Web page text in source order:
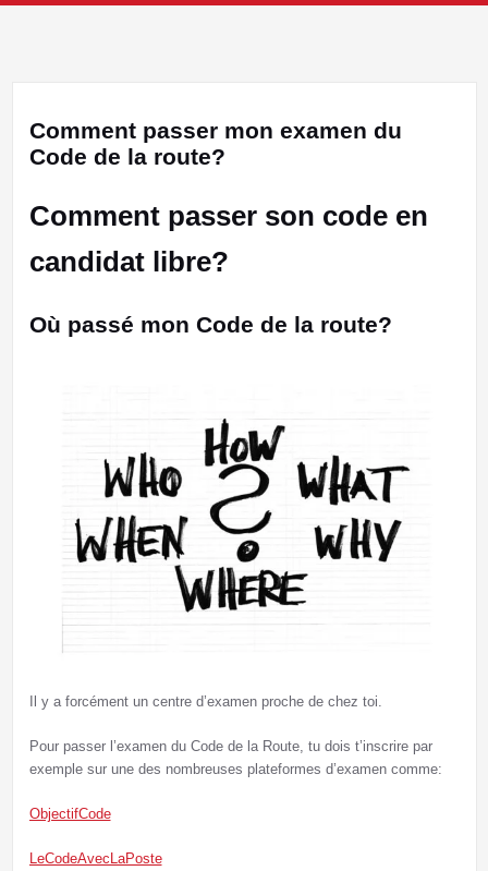
Comment passer mon examen du
Code de la route?
Comment passer son code en
candidat libre?
Où passé mon Code de la route?
Il y a forcément un centre d’examen proche de chez toi.
Pour passer l’examen du Code de la Route, tu dois t’inscrire par
exemple sur une des nombreuses plateformes d’examen comme:
ObjectifCode
LeCodeAvecLaPoste